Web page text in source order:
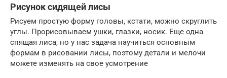
Рисунок сидящей лисы
Рисуем простую форму головы, кстати, можно скруглить
углы. Прорисовываем ушки, глазки, носик. Еще одна
спящая лиса, но у нас задача научиться основным
формам в рисовании лисы, поэтому детали и мелочи
можете изменять на свое усмотрение